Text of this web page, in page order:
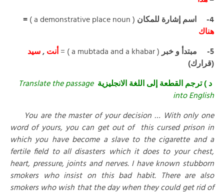
4- اسم إشارة للمكان ( a demonstrative place noun )
=
هناك
5- مبتدأ و خبر ( a mubtada and a khabar ) = أنت , سيد
(قرارك)
د ) ترجم القطعة إلى اللغة الانجليزيةTranslate the passage
into English
You are the master of your decision … With only one
word of yours, you can get out of this cursed prison in
which you have become a slave to the cigarette and a
fertile field to all disasters which it does to your chest,
heart, pressure, joints and nerves. I have known stubborn
smokers who insist on this bad habit. There are also
smokers who wish that the day when they could get rid of